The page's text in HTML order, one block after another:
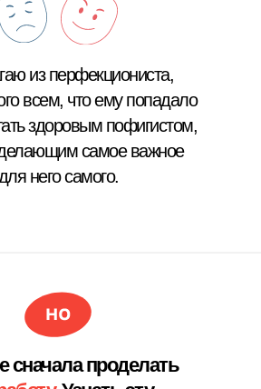
из перфекциониста,
всем, что ему попадало
здоровым пофигистом,
самое важное
него самого.
сначала проделать